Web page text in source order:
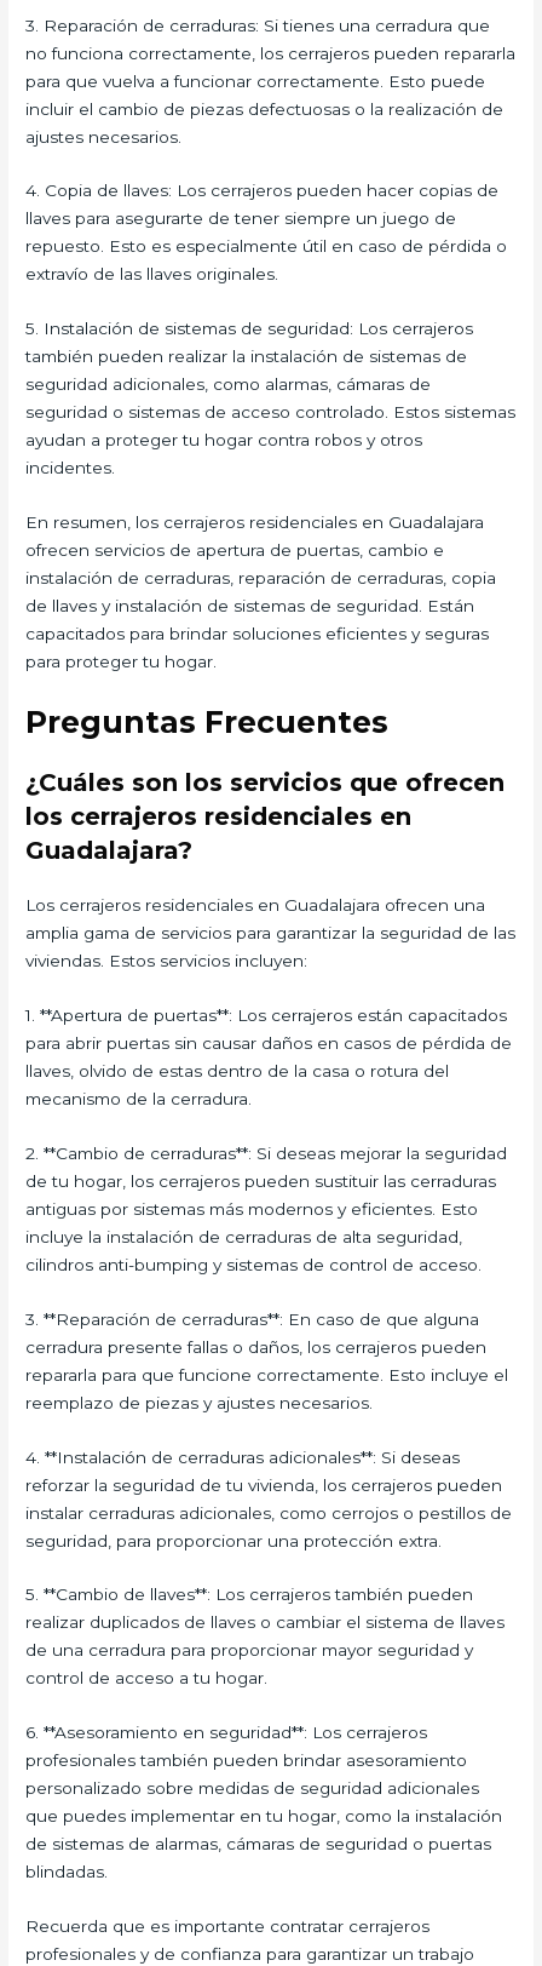
3. Reparación de cerraduras: Si tienes una cerradura que
no funciona correctamente, los cerrajeros pueden repararla
para que vuelva a funcionar correctamente. Esto puede
incluir el cambio de piezas defectuosas o la realización de
ajustes necesarios.
4. Copia de llaves: Los cerrajeros pueden hacer copias de
llaves para asegurarte de tener siempre un juego de
repuesto. Esto es especialmente útil en caso de pérdida o
extravío de las llaves originales.
5. Instalación de sistemas de seguridad: Los cerrajeros
también pueden realizar la instalación de sistemas de
seguridad adicionales, como alarmas, cámaras de
seguridad o sistemas de acceso controlado. Estos sistemas
ayudan a proteger tu hogar contra robos y otros
incidentes.
En resumen, los cerrajeros residenciales en Guadalajara
ofrecen servicios de apertura de puertas, cambio e
instalación de cerraduras, reparación de cerraduras, copia
de llaves y instalación de sistemas de seguridad. Están
capacitados para brindar soluciones eficientes y seguras
para proteger tu hogar.
Preguntas Frecuentes
¿Cuáles son los servicios que ofrecen
los cerrajeros residenciales en
Guadalajara?
Los cerrajeros residenciales en Guadalajara ofrecen una
amplia gama de servicios para garantizar la seguridad de las
viviendas. Estos servicios incluyen:
1. **Apertura de puertas**: Los cerrajeros están capacitados
para abrir puertas sin causar daños en casos de pérdida de
llaves, olvido de estas dentro de la casa o rotura del
mecanismo de la cerradura.
2. **Cambio de cerraduras**: Si deseas mejorar la seguridad
de tu hogar, los cerrajeros pueden sustituir las cerraduras
antiguas por sistemas más modernos y eficientes. Esto
incluye la instalación de cerraduras de alta seguridad,
cilindros anti-bumping y sistemas de control de acceso.
3. **Reparación de cerraduras**: En caso de que alguna
cerradura presente fallas o daños, los cerrajeros pueden
repararla para que funcione correctamente. Esto incluye el
reemplazo de piezas y ajustes necesarios.
4. **Instalación de cerraduras adicionales**: Si deseas
reforzar la seguridad de tu vivienda, los cerrajeros pueden
instalar cerraduras adicionales, como cerrojos o pestillos de
seguridad, para proporcionar una protección extra.
5. **Cambio de llaves**: Los cerrajeros también pueden
realizar duplicados de llaves o cambiar el sistema de llaves
de una cerradura para proporcionar mayor seguridad y
control de acceso a tu hogar.
6. **Asesoramiento en seguridad**: Los cerrajeros
profesionales también pueden brindar asesoramiento
personalizado sobre medidas de seguridad adicionales
que puedes implementar en tu hogar, como la instalación
de sistemas de alarmas, cámaras de seguridad o puertas
blindadas.
Recuerda que es importante contratar cerrajeros
profesionales y de confianza para garantizar un trabajo